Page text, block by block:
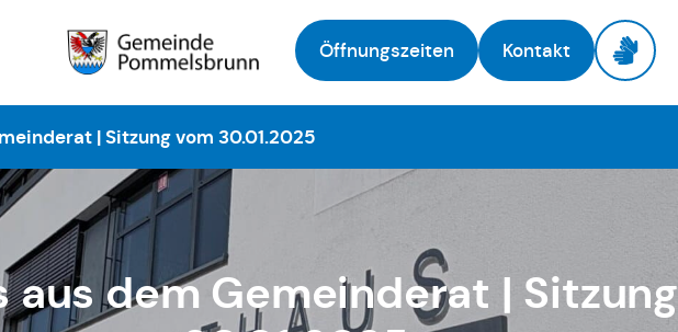
Zur Startseite
Öffnungszeiten Kontakt
| Sitzung vom 30.01.2025
aus dem Gemeinderat | Sitzung